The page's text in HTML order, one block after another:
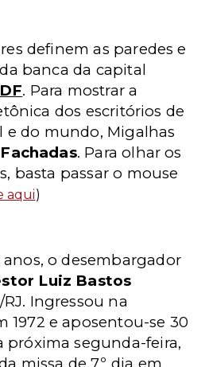
definem as paredes e
banca da capital
. Para mostrar a
dos escritórios de
e do mundo, Migalhas
Fachadas. Para olhar os
basta passar o mouse
aqui)
anos, o desembargador
Luiz Bastos
RJ. Ingressou na
1972 e aposentou-se 30
próxima segunda-feira,